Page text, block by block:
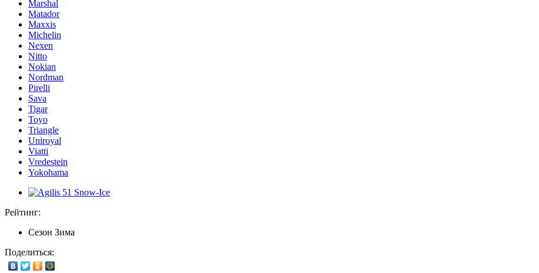
Marshal
Matador
Maxxis
Michelin
Nexen
Nitto
Nokian
Nordman
Pirelli
Sava
Tigar
Toyo
Triangle
Uniroyal
Viatti
Vredestein
Yokohama
Рейтинг:
Сезон Зима
Поделиться: